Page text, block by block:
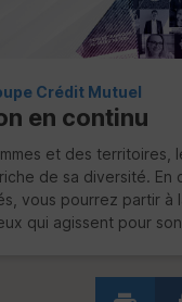
Crédit Mutuel
en continu
et des territoires,
de sa diversité. En
vous pourrez partir à
qui agissent pour